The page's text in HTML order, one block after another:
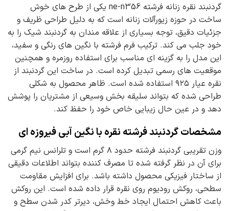
گردنبند نقره زنانه فرشته ne-n356 یکی از طرح های خوش
ساخت در حوزه زیورآلات زنانه است که به دلیل طراحی ظریف و
جزئیات دقیق، توجه بسیاری از علاقه مندان به گردنبند شیک را به
خود جلب می کند. ترکیب فرم فرشته با نگین های رنگی و سفید،
این مدل را به گزینه ای مناسب برای استفاده روزمره و همچنین
موقعیت های رسمی تبدیل کرده است. در ساخت این گردنبند از
نقره عیار ۹۲۵ استفاده شده است. ظاهر محصول به شکلی
طراحی شده که بتواند سلیقه بخش وسیعی از مشتریان را پوشش
دهد و در عین حال زیبایی خاص خود را حفظ کند.
مشخصات گردنبند فرشته نقره با نگین آبی فیروزه ای
وزن تقریبی گردنبند فرشته حدود ۸ گرم است و تلرانس نیم گرمی
برای آن در نظر گرفته شده تا مصرف کننده بتواند اطلاعات دقیقی
از ساختار فیزیکی محصول داشته باشد. برای افزایش مقاومت
سطحی، روکش رودیوم روی نقره قرار داده شده است. این روکش
باعث کاهش احتمال ایجاد خط وخش، دیرتر کدر شدن سطح و